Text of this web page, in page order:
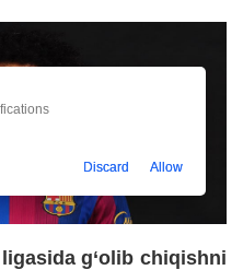
g‘olib chiqishni
Discard Allow